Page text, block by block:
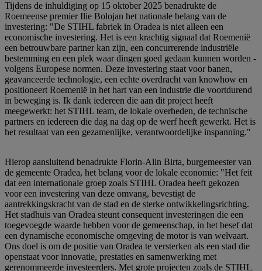
Tijdens de inhuldiging op 15 oktober 2025 benadrukte de
Roemeense premier Ilie Bolojan het nationale belang van de
investering: "De STIHL fabriek in Oradea is niet alleen een
economische investering. Het is een krachtig signaal dat Roemenië
een betrouwbare partner kan zijn, een concurrerende industriële
bestemming en een plek waar dingen goed gedaan kunnen worden -
volgens Europese normen. Deze investering staat voor banen,
geavanceerde technologie, een echte overdracht van knowhow en
positioneert Roemenië in het hart van een industrie die voortdurend
in beweging is. Ik dank iedereen die aan dit project heeft
meegewerkt: het STIHL team, de lokale overheden, de technische
partners en iedereen die dag na dag op de werf heeft gewerkt. Het is
het resultaat van een gezamenlijke, verantwoordelijke inspanning."
Hierop aansluitend benadrukte Florin-Alin Birta, burgemeester van
de gemeente Oradea, het belang voor de lokale economie: "Het feit
dat een internationale groep zoals STIHL Oradea heeft gekozen
voor een investering van deze omvang, bevestigt de
aantrekkingskracht van de stad en de sterke ontwikkelingsrichting.
Het stadhuis van Oradea steunt consequent investeringen die een
toegevoegde waarde hebben voor de gemeenschap, in het besef dat
een dynamische economische omgeving de motor is van welvaart.
Ons doel is om de positie van Oradea te versterken als een stad die
openstaat voor innovatie, prestaties en samenwerking met
gerenommeerde investeerders. Met grote projecten zoals de STIHL